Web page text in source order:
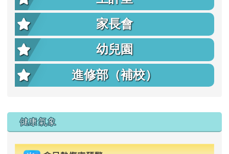
家長會
幼兒園
進修部（補校）
右邊區域內容
健康氣象